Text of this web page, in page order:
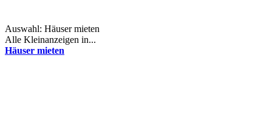
Auswahl: Häuser mieten
Alle Kleinanzeigen in...
Häuser mieten